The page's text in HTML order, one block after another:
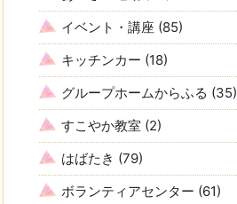
イベント・講座 (85)
キッチンカー (18)
グループホームからふる (35)
すこやか教室 (2)
はばたき (79)
ボランティアセンター (61)